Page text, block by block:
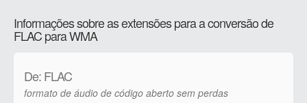
Informações sobre as extensões para a conversão de
FLAC para WMA
De: FLAC
formato de áudio de código aberto sem perdas